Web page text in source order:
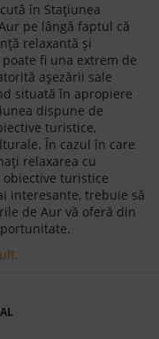
în Stațiunea
pe lângă faptul că
relaxantă și
fi una extrem de
așezării sale
situată în apropiere
dispune de
turistice,
În cazul în care
relaxarea cu
turistice
interesante, trebuie să
de Aur vă oferă din